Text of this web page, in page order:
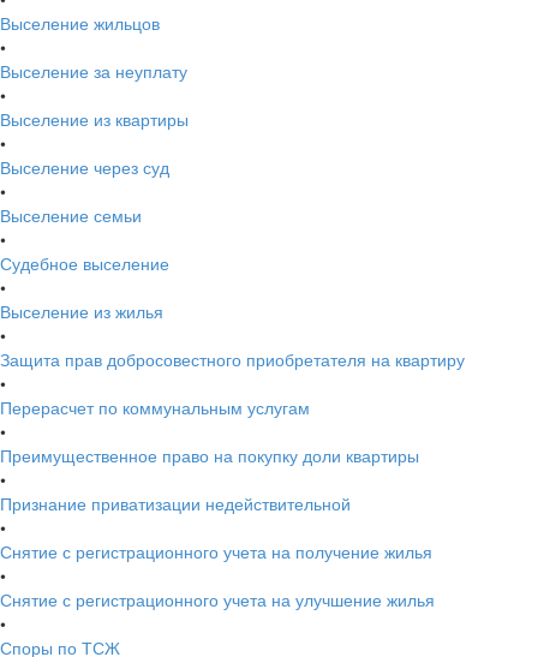
Выселение жильцов
•
Выселение за неуплату
•
Выселение из квартиры
•
Выселение через суд
•
Выселение семьи
•
Судебное выселение
•
Выселение из жилья
•
Защита прав добросовестного приобретателя на квартиру
•
Перерасчет по коммунальным услугам
•
Преимущественное право на покупку доли квартиры
•
Признание приватизации недействительной
•
Снятие с регистрационного учета на получение жилья
•
Снятие с регистрационного учета на улучшение жилья
•
Споры по ТСЖ